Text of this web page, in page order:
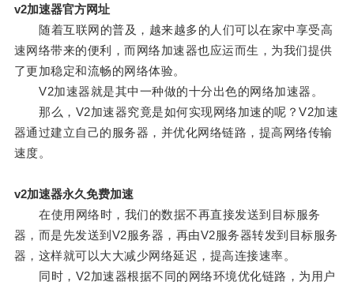
v2加速器官方网址
随着互联网的普及，越来越多的人们可以在家中享受高
速网络带来的便利，而网络加速器也应运而生，为我们提供
了更加稳定和流畅的网络体验。
V2加速器就是其中一种做的十分出色的网络加速器。
那么，V2加速器究竟是如何实现网络加速的呢？V2加速
器通过建立自己的服务器，并优化网络链路，提高网络传输
速度。
v2加速器永久免费加速
在使用网络时，我们的数据不再直接发送到目标服务
器，而是先发送到V2服务器，再由V2服务器转发到目标服务
器，这样就可以大大减少网络延迟，提高连接速率。
同时，V2加速器根据不同的网络环境优化链路，为用户